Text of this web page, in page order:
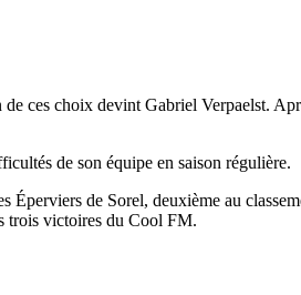
ces choix devint Gabriel Verpaelst.
de son équipe en saison régulière.
Éperviers de Sorel, deuxième au
trois victoires du Cool FM.